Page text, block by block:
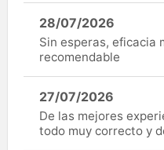
28/07/2026
Sin esperas, eficacia
recomendable
27/07/2026
De las mejores
todo muy correcto y